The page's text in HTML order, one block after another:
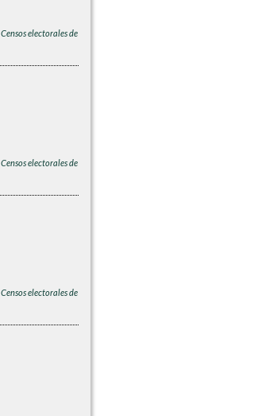
Censos electorales de
Censos electorales de
Censos electorales de